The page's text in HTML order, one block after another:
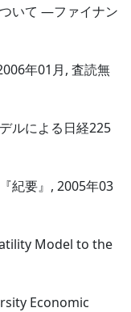
いて ―ファイナン
年01月, 査読無
ルによる日経225
紀要』, 2005年03
Model to the
Economic